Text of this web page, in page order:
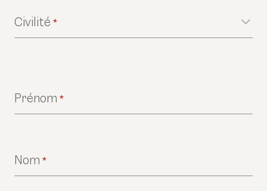
Civilité *
Prénom *
Nom *